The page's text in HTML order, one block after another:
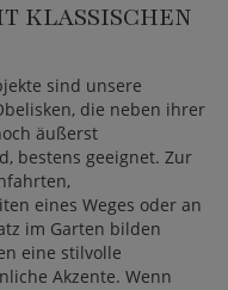
KLASSISCHEN
sind unsere
die neben ihrer
äußerst
bestens geeignet. Zur
eines Weges oder an
im Garten bilden
eine stilvolle
Akzente. Wenn